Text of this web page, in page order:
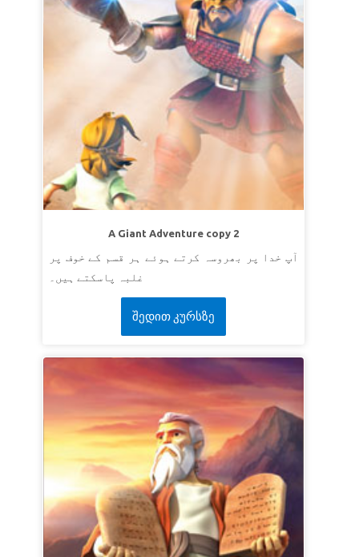
A Giant Adventure copy 2
آپ خدا پر بھروسہ کرتے ہوئے ہر قسم کے خوف پر
შედით კურსზე